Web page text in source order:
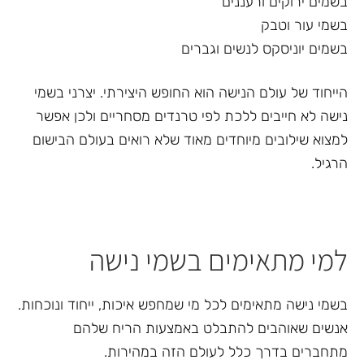
בשמי עור וטבק
בשמים יוניסקס לנשים וגברים
הייחוד של עולם הנישה הוא החופש היצירתי. יצרני בשמי
נישה לא חייבים ללכת לפי טרנדים מסחריים ולכן אפשר
למצוא שילובים מיוחדים מאוד שלא רואים בעולם הבישום
הרגיל.
למי מתאימים בשמי נישה
בשמי נישה מתאימים לכל מי שמחפש איכות, ייחוד ונוכחות.
אנשים שאוהבים להתבלט באמצעות הריח שלהם
מתחברים בדרך כלל לעולם הזה במהירות.